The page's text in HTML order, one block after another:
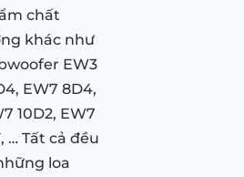
chất
khác như
EW3
EW7 8D4,
10D2, EW7
… Tất cả đều
loa